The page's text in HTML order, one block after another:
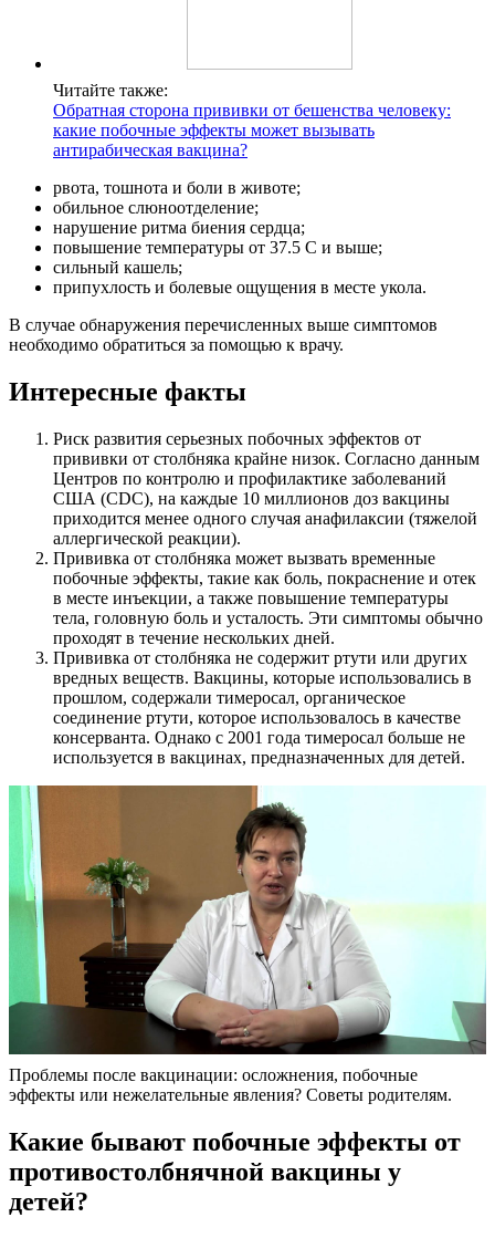
Читайте также:
Обратная сторона прививки от бешенства человеку:
какие побочные эффекты может вызывать
антирабическая вакцина?
рвота, тошнота и боли в животе;
обильное слюноотделение;
нарушение ритма биения сердца;
повышение температуры от 37.5 С и выше;
сильный кашель;
припухлость и болевые ощущения в месте укола.
В случае обнаружения перечисленных выше симптомов
необходимо обратиться за помощью к врачу.
Интересные факты
Риск развития серьезных побочных эффектов от
прививки от столбняка крайне низок. Согласно данным
Центров по контролю и профилактике заболеваний
США (CDC), на каждые 10 миллионов доз вакцины
приходится менее одного случая анафилаксии (тяжелой
аллергической реакции).
Прививка от столбняка может вызвать временные
побочные эффекты, такие как боль, покраснение и отек
в месте инъекции, а также повышение температуры
тела, головную боль и усталость. Эти симптомы обычно
проходят в течение нескольких дней.
Прививка от столбняка не содержит ртути или других
вредных веществ. Вакцины, которые использовались в
прошлом, содержали тимеросал, органическое
соединение ртути, которое использовалось в качестве
консерванта. Однако с 2001 года тимеросал больше не
используется в вакцинах, предназначенных для детей.
Проблемы после вакцинации: осложнения, побочные
эффекты или нежелательные явления? Советы родителям.
Какие бывают побочные эффекты от
противостолбнячной вакцины у
детей?